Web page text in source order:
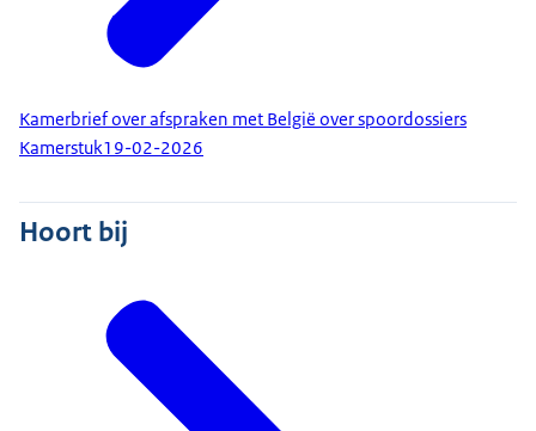
Kamerbrief over afspraken met België over spoordossiers
Kamerstuk19-02-2026
Hoort bij